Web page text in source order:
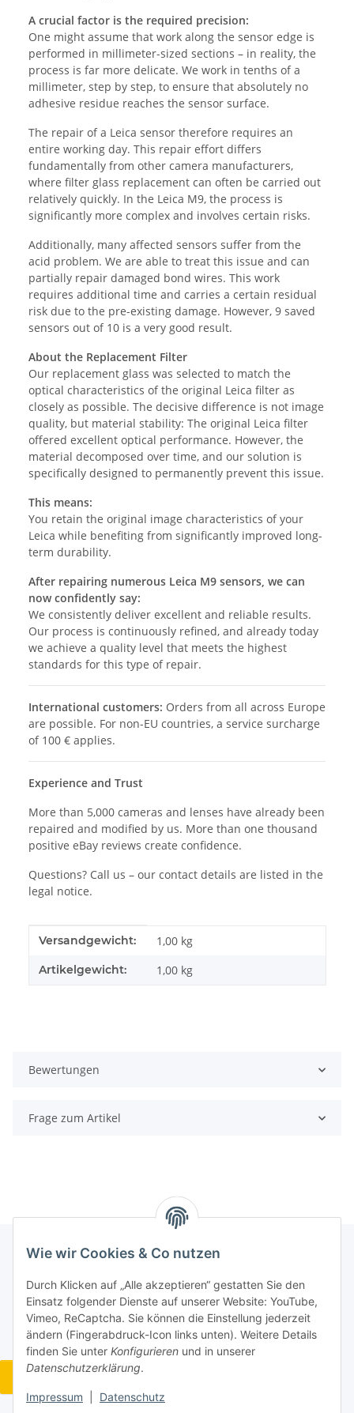
Wie wir Cookies & Co nutzen
Durch Klicken auf „Alle akzeptieren“ gestatten Sie den
Einsatz folgender Dienste auf unserer Website: YouTube,
Vimeo, ReCaptcha. Sie können die Einstellung jederzeit
ändern (Fingerabdruck-Icon links unten). Weitere Details
finden Sie unter Konfigurieren und in unserer
Datenschutzerklärung.
Impressum Datenschutz
A crucial factor is the required precision:
One might assume that work along the sensor edge is
performed in millimeter-sized sections – in reality, the
process is far more delicate. We work in tenths of a
millimeter, step by step, to ensure that absolutely no
adhesive residue reaches the sensor surface.
The repair of a Leica sensor therefore requires an
entire working day. This repair effort differs
fundamentally from other camera manufacturers,
where filter glass replacement can often be carried out
relatively quickly. In the Leica M9, the process is
significantly more complex and involves certain risks.
Additionally, many affected sensors suffer from the
acid problem. We are able to treat this issue and can
partially repair damaged bond wires. This work
requires additional time and carries a certain residual
risk due to the pre-existing damage. However, 9 saved
sensors out of 10 is a very good result.
About the Replacement Filter
Our replacement glass was selected to match the
optical characteristics of the original Leica filter as
closely as possible. The decisive difference is not image
quality, but material stability: The original Leica filter
offered excellent optical performance. However, the
material decomposed over time, and our solution is
specifically designed to permanently prevent this issue.
This means:
You retain the original image characteristics of your
Leica while benefiting from significantly improved long-
term durability.
After repairing numerous Leica M9 sensors, we can
now confidently say:
We consistently deliver excellent and reliable results.
Our process is continuously refined, and already today
we achieve a quality level that meets the highest
standards for this type of repair.
International customers: Orders from all across Europe
are possible. For non-EU countries, a service surcharge
of 100 € applies.
Experience and Trust
More than 5,000 cameras and lenses have already been
repaired and modified by us. More than one thousand
positive eBay reviews create confidence.
Questions? Call us – our contact details are listed in the
legal notice.
Produkteigenschaft
Wert
Versandgewicht: 1,00 kg
Artikelgewicht: 1,00 kg
Bewertungen
Frage zum Artikel
Informationen
Gesetzliche Informationen
Widerrufsbutton